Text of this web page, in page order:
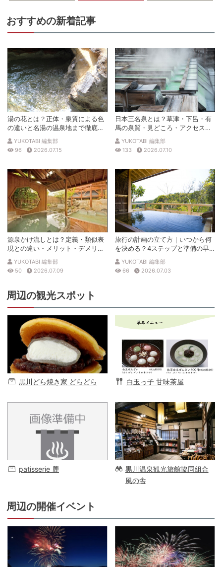
おすすめの新着記事
湯の花とは？正体・泉質による色
の違いと名湯の温泉地まで徹底解
説
YUKOTABI 編集部
96
2026.07.15
日本三名泉とは？草津・下呂・有
馬の泉質・見どころ・アクセスを
徹底解説
YUKOTABI 編集部
133
2026.07.10
源泉かけ流しとは？定義・類似表
現との違い・メリット・デメリッ
トを解説
YUKOTABI 編集部
50
2026.07.09
旅行の計画の立て方｜いつから何
を決める？4ステップと準備の早
見表
YUKOTABI 編集部
66
2026.07.03
周辺の観光スポット
黒川どら焼き家 どらどら 白玉っ子 甘味茶屋
patisserie 麓
黒川温泉観光旅館協同組合
風の舎
周辺の開催イベント